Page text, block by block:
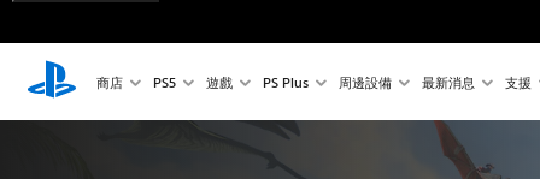
商店 PS5 遊戲 PS Plus 周邊設備 最新消息 支援